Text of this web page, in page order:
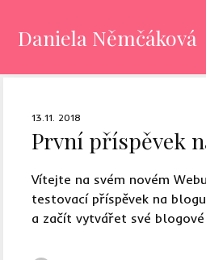
Daniela Němčáková
13.11. 2018
První příspěvek
Vítejte na svém novém
testovací příspěvek na
a začít vytvářet své blogové